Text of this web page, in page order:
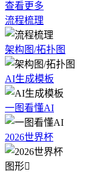
查看更多
流程梳理
架构图/拓扑图
AI生成模板
一图看懂AI
2026世界杯
图形